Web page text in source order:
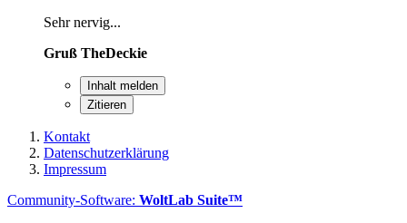
Sehr nervig...
Gruß TheDeckie
Inhalt melden
Zitieren
Kontakt
Datenschutzerklärung
Impressum
Community-Software: WoltLab Suite™